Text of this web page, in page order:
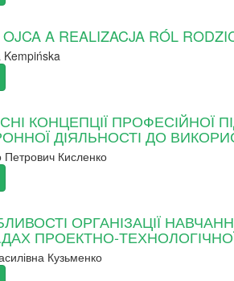
A REALIZACJA RÓL
Kempińska
КОНЦЕПЦІЇ ПРОФЕСІЙНОЇ
ДІЯЛЬНОСТІ ДО
Кисленко
ОРГАНІЗАЦІЇ
ПРОЕКТНО-
Кузьменко